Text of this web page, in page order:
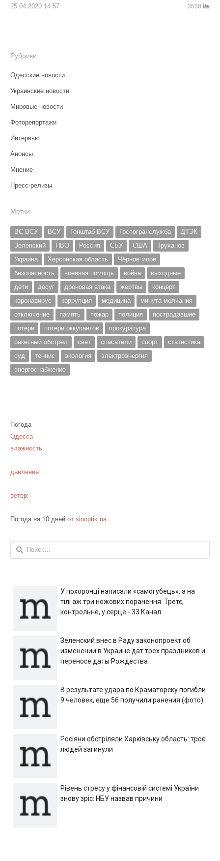
25.04.2020 14:57 3530
Рубрики
Одесские новости
Украинские новости
Мировые новости
Фоторепортажи
Интервью
Анонсы
Мнение
Пресс-релизы
Метки
ВС ВСУ ВСУ Генштаб ВСУ Госпогранслужба
ДТЭК
Зеленский
ПВО Россия СБУ США
Труханов
Украина
Херсонская область
Чёрное море
безопасность
военная помощь война
выходные
дети
досуг дроновая атака жертвы
концерт
коронавирус
коррупция медицина
минута молчания
отключение
память пожар полиция
пострадавшие
потери
потери оккупантов
прокуратура
ракетный обстрел
свет спасатели спорт
статистика
суд
теннис экология
электроэнергия
энергоснабжение
Погода
Одесса
влажность:
давление:
ветер:
Погода на 10 дней от sinoptik.ua
Найти:
У похоронці написали «самогубець», а на
тілі аж три ножових поранення. Третє,
контрольне, у серце - 33 Канал
Зеленский внес в Раду законопроект об
изменении в Украине дат трех праздников и
переносе даты Рождества
В результате удара по Краматорску погибли
9 человек, еще 56 получили ранения (фото)
Росіяни обстріляли Харківську область: троє
людей загинули
Рівень стресу у фінансовій системі України
знову зріс: НБУ назвав причини